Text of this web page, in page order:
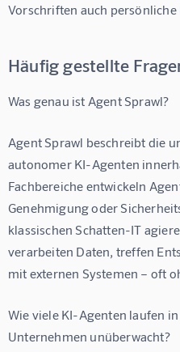
Vorschriften auch persönliche
Häufig gestellte
Was genau ist Agent Sprawl?
Agent Sprawl beschreibt die
autonomer KI-Agenten
Fachbereiche entwickeln
Genehmigung oder
klassischen Schatten-IT
verarbeiten Daten, treffen
mit externen Systemen – oft
Wie viele KI-Agenten laufen
Unternehmen unüberwacht?